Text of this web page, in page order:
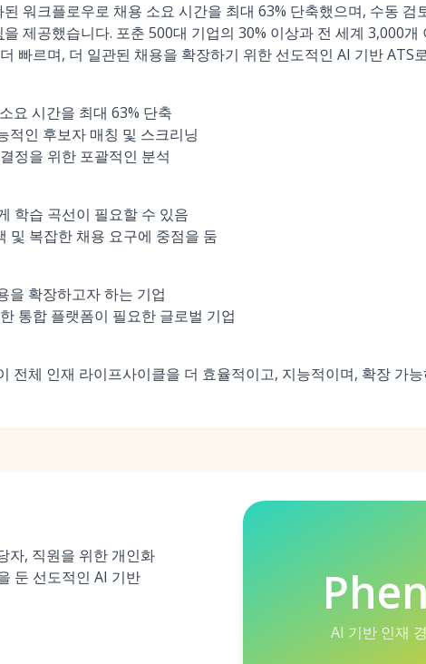
워크플로우로 채용 소요 시간을 최대 63% 단축했으며, 수동 검
을 제공했습니다. 포춘 500대 기업의 30% 이상과 전 세계 3,000개
빠르며, 더 일관된 채용을 확장하기 위한 선도적인 AI 기반 ATS
요 시간을 최대 63% 단축
적인 후보자 매칭 및 스크리닝
정을 위한 포괄적인 분석
학습 곡선이 필요할 수 있음
및 복잡한 채용 요구에 중점을 둠
을 확장하고자 하는 기업
통합 플랫폼이 필요한 글로벌 기업
전체 인재 라이프사이클을 더 효율적이고, 지능적이며, 확장 가
자, 직원을 위한 개인화
둔 선도적인 AI 기반
AI 기반 인재